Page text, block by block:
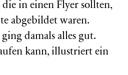
die in einen Flyer sollten,
abgebildet waren.
damals alles gut.
kann, illustriert ein